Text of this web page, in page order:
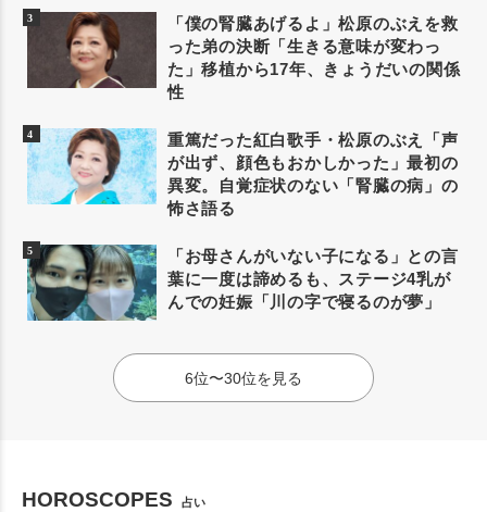
「僕の腎臓あげるよ」松原のぶえを救
った弟の決断「生きる意味が変わっ
た」移植から17年、きょうだいの関係
性
重篤だった紅白歌手・松原のぶえ「声
が出ず、顔色もおかしかった」最初の
異変。自覚症状のない「腎臓の病」の
怖さ語る
「お母さんがいない子になる」との言
葉に一度は諦めるも、ステージ4乳が
んでの妊娠「川の字で寝るのが夢」
6位〜30位を見る
HOROSCOPES 占い